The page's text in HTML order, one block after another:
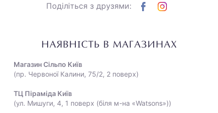
Поділіться з друзями:
НАЯВНІСТЬ В МАГАЗИНАХ
Магазин Сільпо Київ
(пр. Червоної Калини, 75/2, 2 поверх)
ТЦ Піраміда Київ
(ул. Мишуги, 4, 1 поверх (біля м-на «Watsons»))